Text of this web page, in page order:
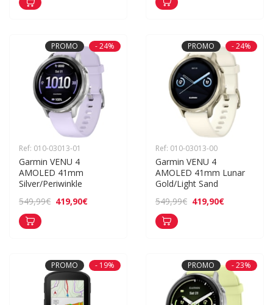
PROMO - 24%
Ref: 010-03013-01
Garmin VENU 4
AMOLED 41mm
Silver/Periwinkle
549,99€ 419,90€
PROMO - 24%
Ref: 010-03013-00
Garmin VENU 4
AMOLED 41mm Lunar
Gold/Light Sand
549,99€ 419,90€
PROMO - 19% PROMO - 23%